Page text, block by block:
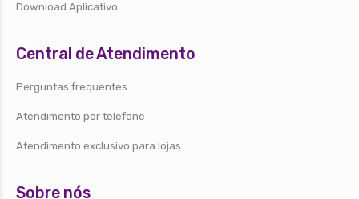
Download Aplicativo
Central de Atendimento
Perguntas frequentes
Atendimento por telefone
Atendimento exclusivo para lojas
Sobre nós